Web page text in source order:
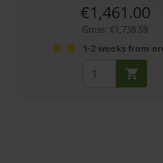
€1,461.00
Gross: €1,738.59
1-2 weeks from